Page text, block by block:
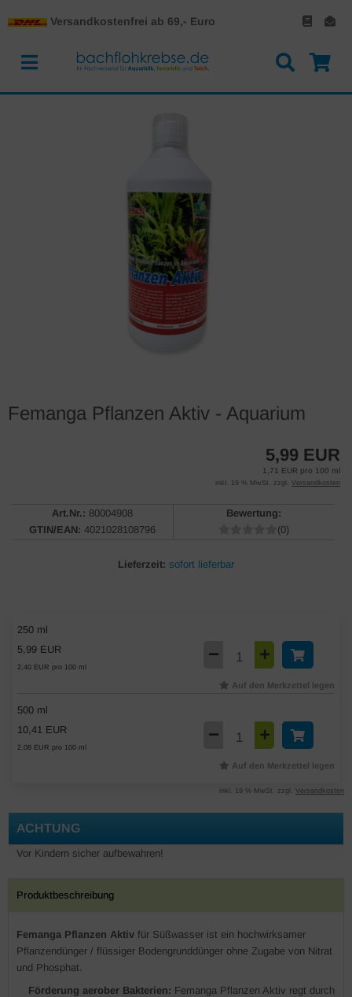
Versandkostenfrei ab 69,- Euro
Femanga Pflanzen Aktiv - Aquarium
5,99 EUR
1,71 EUR pro 100 ml
inkl. 19 % MwSt. zzgl. Versandkosten
Art.Nr.: 80004908
GTIN/EAN: 4021028108796
Bewertung:
(0)
Lieferzeit: sofort lieferbar
250 ml
5,99 EUR
2,40 EUR pro 100 ml
Auf den Merkzettel legen
500 ml
10,41 EUR
2,08 EUR pro 100 ml
Auf den Merkzettel legen
inkl. 19 % MwSt. zzgl. Versandkosten
ACHTUNG
Vor Kindern sicher aufbewahren!
Produktbeschreibung
Femanga Pflanzen Aktiv für Süßwasser ist ein hochwirksamer
Pflanzendünger / flüssiger Bodengrunddünger ohne Zugabe von Nitrat
und Phosphat.
Förderung aerober Bakterien: Femanga Pflanzen Aktiv regt durch